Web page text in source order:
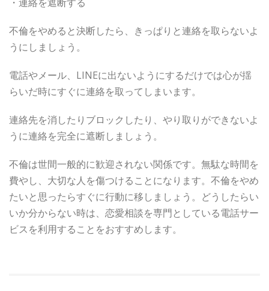
不倫をやめると決断したら、きっぱりと連絡を取らないよ
うにしましょう。
電話やメール、LINEに出ないようにするだけでは心が揺
らいだ時にすぐに連絡を取ってしまいます。
連絡先を消したりブロックしたり、やり取りができないよ
うに連絡を完全に遮断しましょう。
不倫は世間一般的に歓迎されない関係です。無駄な時間を
費やし、大切な人を傷つけることになります。不倫をやめ
たいと思ったらすぐに行動に移しましょう。どうしたらい
いか分からない時は、恋愛相談を専門としている電話サー
ビスを利用することをおすすめします。